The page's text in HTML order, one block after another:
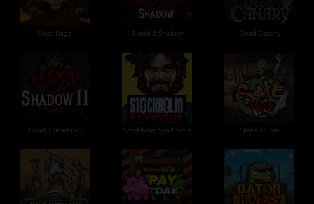
Road Rage Blood & Shadow Dead Canary
Blood & Shadow 2 Stockholm Syndrome Skate or Die